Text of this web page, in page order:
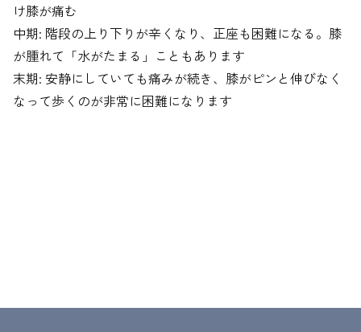
け膝が痛む
中期: 階段の上り下りが辛くなり、正座も困難になる。膝
が腫れて「水がたまる」こともあります
末期: 安静にしていても痛みが続き、膝がピンと伸びなく
なって歩くのが非常に困難になります